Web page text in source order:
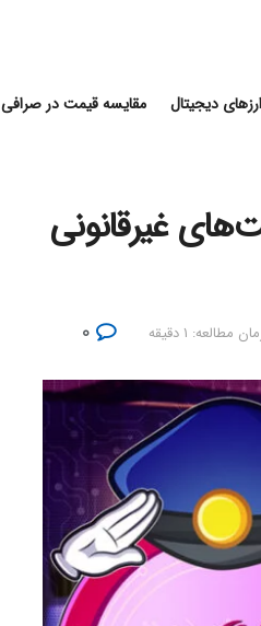
دیجیتال مقایسه قیمت در صرافی
غیرقانونی
مطالعه: ۱ دقیقه